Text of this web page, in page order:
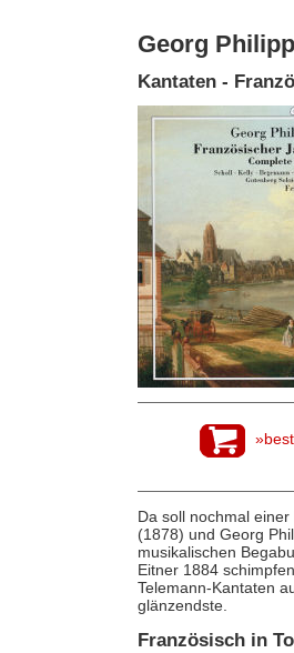
Georg
Kantaten -
Da soll nochmal
(1878) und Georg
musikalischen
Eitner 1884
Telemann-Kantaten
glänzendste.
Französisch in